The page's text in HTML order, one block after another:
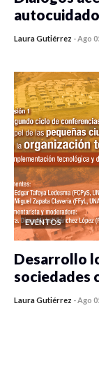
Laura Gutiérrez -Ago
EVENTOS
Desarrollo
sociedades
Laura Gutiérrez -Ago